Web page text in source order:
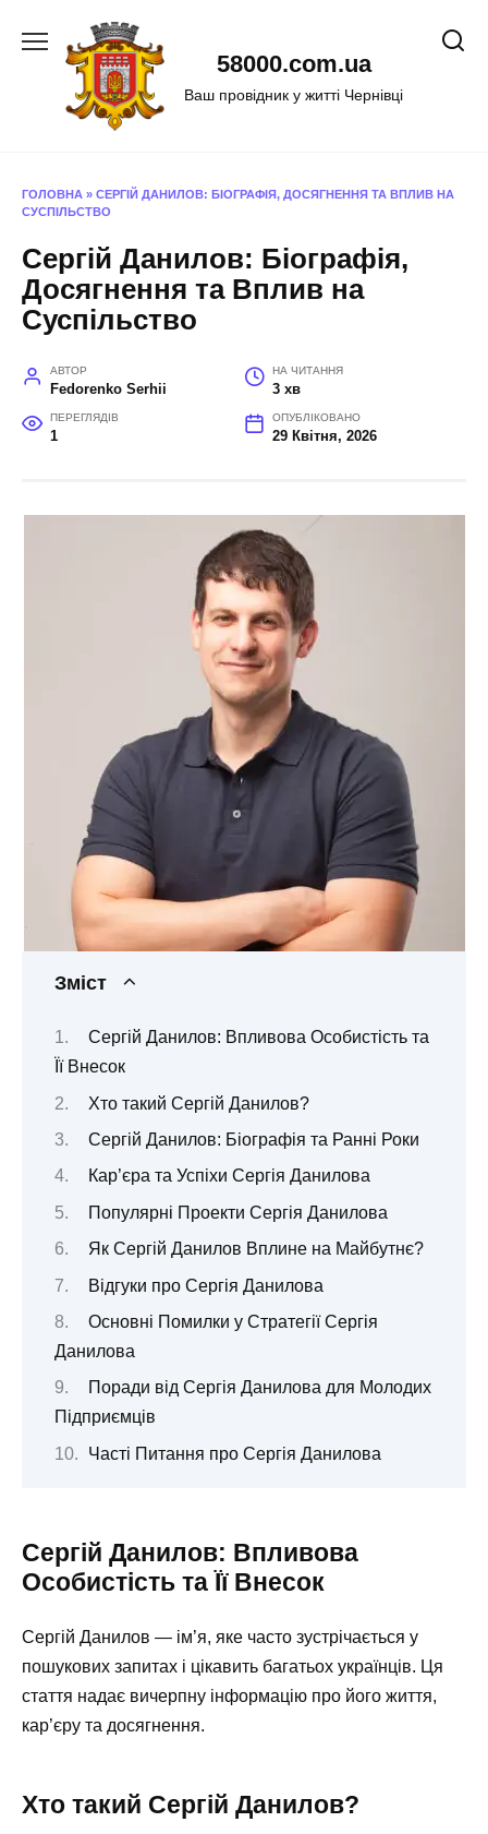
58000.com.ua
Ваш провідник у житті Чернівці
ГОЛОВНА » СЕРГІЙ ДАНИЛОВ: БІОГРАФІЯ, ДОСЯГНЕННЯ ТА ВПЛИВ НА
СУСПІЛЬСТВО
Сергій Данилов: Біографія,
Досягнення та Вплив на
Суспільство
АВТОР
Fedorenko Serhii
НА ЧИТАННЯ
3 хв
ПЕРЕГЛЯДІВ
1
ОПУБЛІКОВАНО
29 Квітня, 2026
Зміст
Сергій Данилов: Впливова Особистість та
Її Внесок
Хто такий Сергій Данилов?
Сергій Данилов: Біографія та Ранні Роки
Кар’єра та Успіхи Сергія Данилова
Популярні Проекти Сергія Данилова
Як Сергій Данилов Вплине на Майбутнє?
Відгуки про Сергія Данилова
Основні Помилки у Стратегії Сергія
Данилова
Поради від Сергія Данилова для Молодих
Підприємців
Часті Питання про Сергія Данилова
Сергій Данилов: Впливова
Особистість та Її Внесок
Сергій Данилов — ім’я, яке часто зустрічається у
пошукових запитах і цікавить багатьох українців. Ця
стаття надає вичерпну інформацію про його життя,
кар’єру та досягнення.
Хто такий Сергій Данилов?